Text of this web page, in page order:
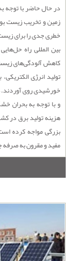
در حال حاضر با توجه
زمین و تخریب زیست
خطری جدی را برای
بین المللی راه
کاهش آلودگی‌های
تولید انرژی
خورشیدی روی آوردند.
و با توجه به بحران
هزینه تولید برق در
بزرگی مواجه کرده
مفید و مقرون به